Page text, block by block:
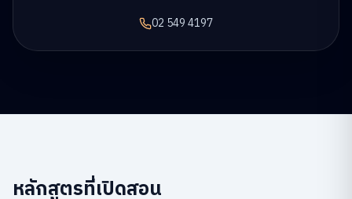
02 549 4197
หลักสูตรที่เปิดสอน